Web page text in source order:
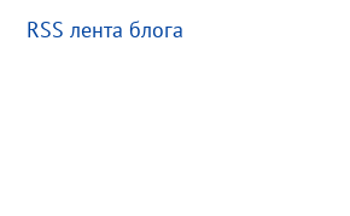
RSS лента блога